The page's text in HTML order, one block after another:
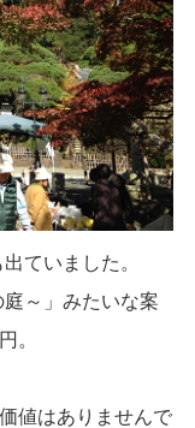
ていました。
～」みたいな案
。
値はありませんで